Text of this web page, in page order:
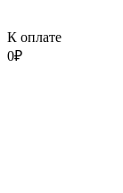
К оплате
0₽